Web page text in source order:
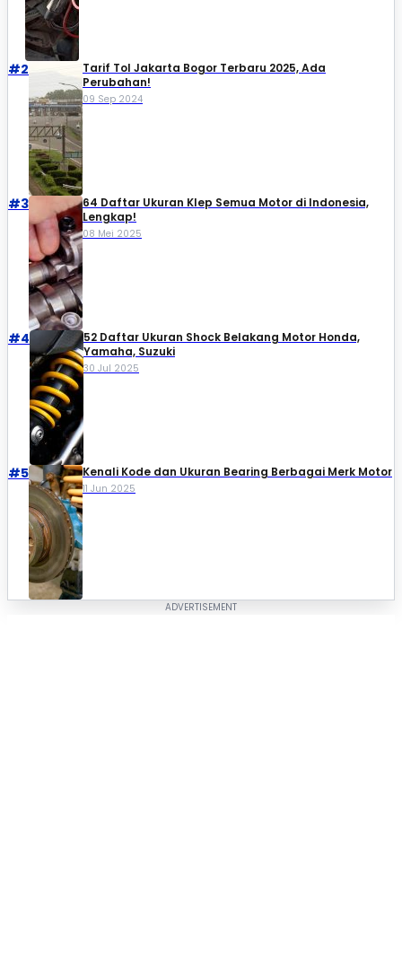
#2
Tarif Tol Jakarta Bogor Terbaru 2025, Ada
Perubahan!
09 Sep 2024
#3
64 Daftar Ukuran Klep Semua Motor di Indonesia,
Lengkap!
08 Mei 2025
#4
52 Daftar Ukuran Shock Belakang Motor Honda,
Yamaha, Suzuki​
30 Jul 2025
#5 Kenali Kode dan Ukuran Bearing Berbagai Merk Motor
11 Jun 2025